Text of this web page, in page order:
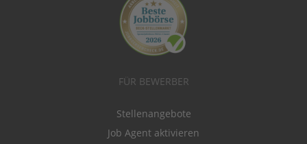
FÜR BEWERBER
Stellenangebote
Job Agent aktivieren